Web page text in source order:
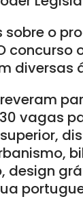
sobre o
concurso
diversas
vagas
design